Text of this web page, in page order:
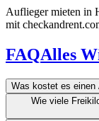
Auflieger mieten in
mit
FAQAlles
Was kostet es einen
Wie viele